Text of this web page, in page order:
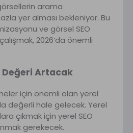
arama
yer alması bekleniyor. Bu
ve görsel SEO
2026’da önemli
Değeri Artacak
için önemli olan yerel
değerli hale gelecek. Yerel
çıkmak için yerel SEO
gerekecek.